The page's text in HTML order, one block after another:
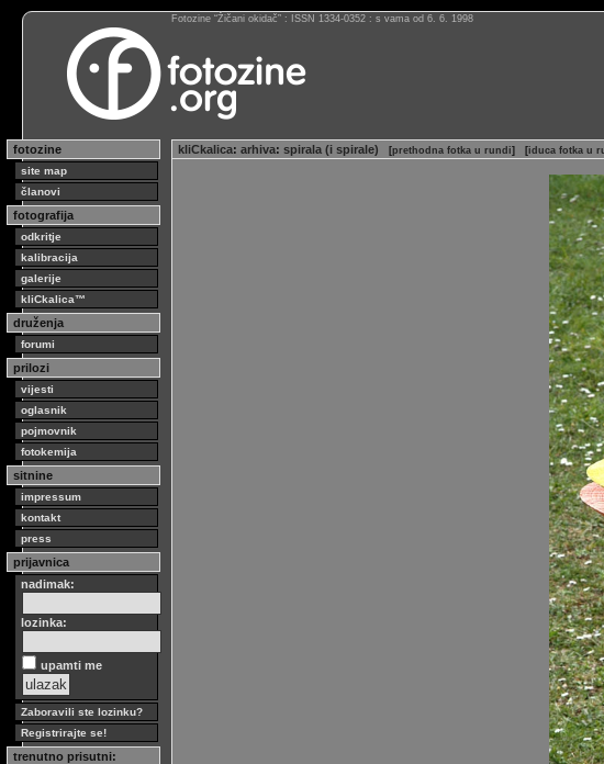
Fotozine “Žičani okidač” : ISSN 1334-0352 : s vama od 6. 6. 1998
fotozine
site map
članovi
fotografija
odkritje
kalibracija
galerije
kliCkalica™
druženja
forumi
prilozi
vijesti
oglasnik
pojmovnik
fotokemija
sitnine
impressum
kontakt
press
prijavnica
nadimak:
lozinka:
upamti me
Zaboravili ste lozinku?
Registrirajte se!
trenutno prisutni:
kliCkalica: arhiva: spirala (i spirale) [prethodna fotka u rundi] [iduca fotka u